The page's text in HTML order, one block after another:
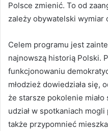
Polsce zmienić. To od
zależy obywatelski wymiar
Celem programu jest
najnowszą historią Polski.
funkcjonowaniu
młodzież dowiedziała się,
że starsze pokolenie
udział w spotkaniach
także przypomnieć